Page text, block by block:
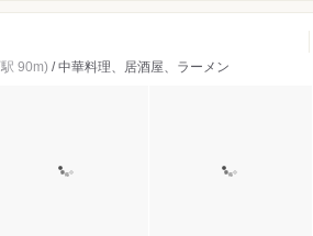
90m) / 中華料理、居酒屋、ラーメン